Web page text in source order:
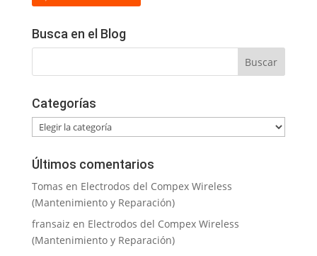
Busca en el Blog
Categorías
Categorías
Últimos comentarios
Tomas en Electrodos del Compex Wireless
(Mantenimiento y Reparación)
fransaiz en Electrodos del Compex Wireless
(Mantenimiento y Reparación)